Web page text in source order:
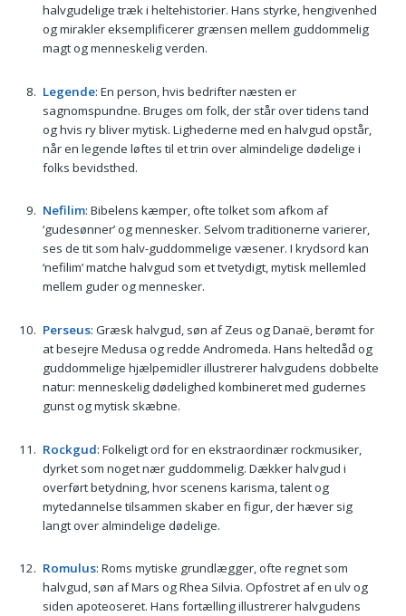
halvgudelige træk i heltehistorier. Hans styrke, hengivenhed
og mirakler eksemplificerer grænsen mellem guddommelig
magt og menneskelig verden.
Legende: En person, hvis bedrifter næsten er
sagnomspundne. Bruges om folk, der står over tidens tand
og hvis ry bliver mytisk. Lighederne med en halvgud opstår,
når en legende løftes til et trin over almindelige dødelige i
folks bevidsthed.
Nefilim: Bibelens kæmper, ofte tolket som afkom af
‘gudesønner’ og mennesker. Selvom traditionerne varierer,
ses de tit som halv-guddommelige væsener. I krydsord kan
‘nefilim’ matche halvgud som et tvetydigt, mytisk mellemled
mellem guder og mennesker.
Perseus: Græsk halvgud, søn af Zeus og Danaë, berømt for
at besejre Medusa og redde Andromeda. Hans heltedåd og
guddommelige hjælpemidler illustrerer halvgudens dobbelte
natur: menneskelig dødelighed kombineret med gudernes
gunst og mytisk skæbne.
Rockgud: Folkeligt ord for en ekstraordinær rockmusiker,
dyrket som noget nær guddommelig. Dækker halvgud i
overført betydning, hvor scenens karisma, talent og
mytedannelse tilsammen skaber en figur, der hæver sig
langt over almindelige dødelige.
Romulus: Roms mytiske grundlægger, ofte regnet som
halvgud, søn af Mars og Rhea Silvia. Opfostret af en ulv og
siden apoteoseret. Hans fortælling illustrerer halvgudens